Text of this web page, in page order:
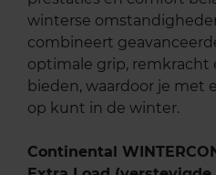
winterse
combineert
optimale grip, remkracht
bieden, waardoor je met
op kunt in de winter.
Continental